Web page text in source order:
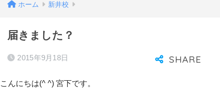
ホーム 新井校
届きました？
2015年9月18日
こんにちは(^ ^) 宮下です。